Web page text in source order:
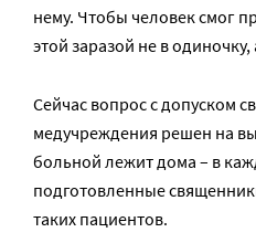
нему. Чтобы человек смог
этой заразой не в
Сейчас вопрос с допуском
медучреждения решен на
больной лежит дома – в
подготовленные
таких пациентов.